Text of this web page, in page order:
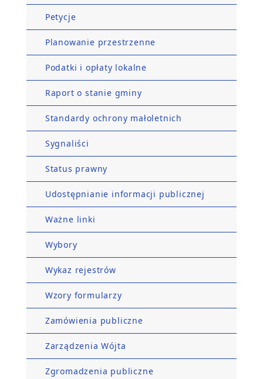
Petycje
Planowanie przestrzenne
Podatki i opłaty lokalne
Raport o stanie gminy
Standardy ochrony małoletnich
Sygnaliści
Status prawny
Udostępnianie informacji publicznej
Ważne linki
Wybory
Wykaz rejestrów
Wzory formularzy
Zamówienia publiczne
Zarządzenia Wójta
Zgromadzenia publiczne